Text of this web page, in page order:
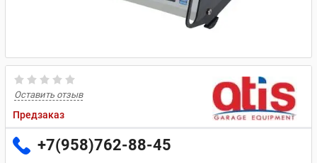
Оставить отзыв
Предзаказ
+7(958)762-88-45